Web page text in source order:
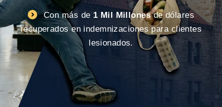
Con más de 1 Mil Millonesde dólares
recuperados en indemnizaciones para clientes
lesionados.